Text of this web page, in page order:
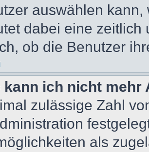
auswählen
dabei eine
ob die Benutzer
kann ich nicht
zulässige Zahl
als